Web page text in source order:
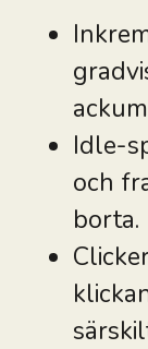
Idle-
och
borta.